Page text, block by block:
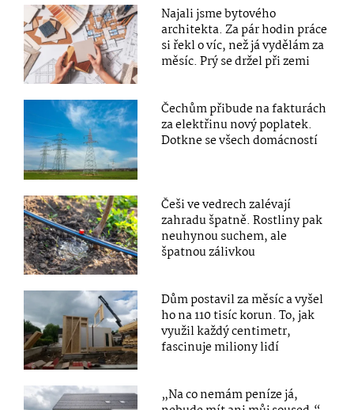
Najali jsme bytového
architekta. Za pár hodin práce
si řekl o víc, než já vydělám za
měsíc. Prý se držel při zemi
Čechům přibude na fakturách
za elektřinu nový poplatek.
Dotkne se všech domácností
Češi ve vedrech zalévají
zahradu špatně. Rostliny pak
neuhynou suchem, ale
špatnou zálivkou
Dům postavil za měsíc a vyšel
ho na 110 tisíc korun. To, jak
využil každý centimetr,
fascinuje miliony lidí
„Na co nemám peníze já,